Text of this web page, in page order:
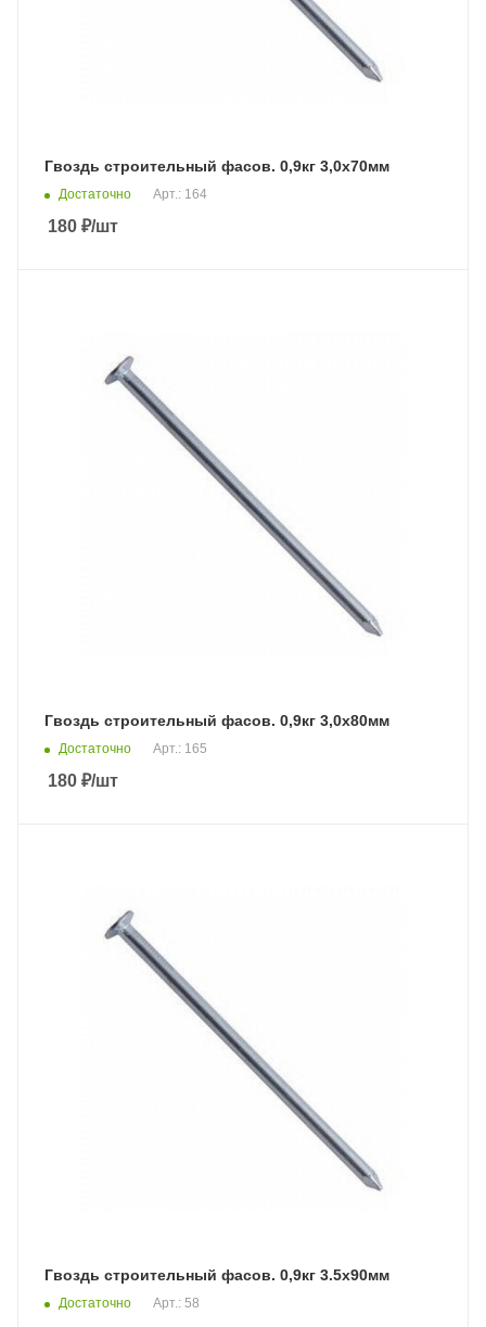
Гвоздь строительный фасов. 0,9кг 3,0х70мм
Достаточно Арт.: 164
180 ₽/шт
Гвоздь строительный фасов. 0,9кг 3,0х80мм
Достаточно Арт.: 165
180 ₽/шт
Гвоздь строительный фасов. 0,9кг 3.5х90мм
Достаточно Арт.: 58